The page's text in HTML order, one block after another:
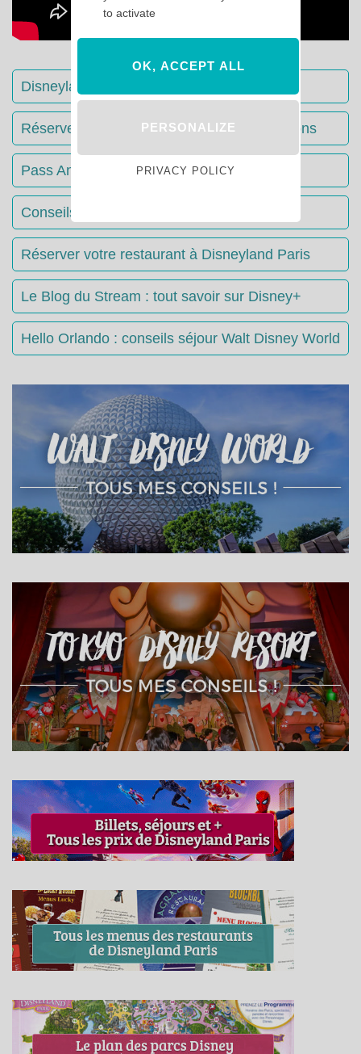
Disneyland Paris : Le guide complet
Réserver votre séjour : toutes les informations
Pass Annuels Disney : informations
Conseils & Astuces Disneyland Paris
Réserver votre restaurant à Disneyland Paris
Le Blog du Stream : tout savoir sur Disney+
Hello Orlando : conseils séjour Walt Disney World
to activate
OK, ACCEPT ALL
PERSONALIZE
PRIVACY POLICY